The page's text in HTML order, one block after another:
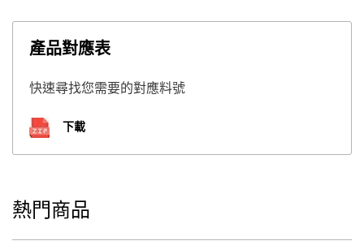
產品對應表
快速尋找您需要的對應料號
下載
熱門商品